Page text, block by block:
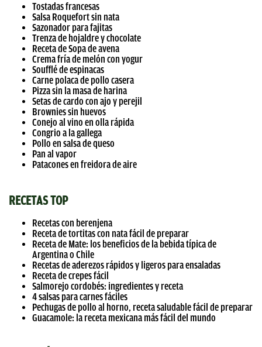
Tostadas francesas
Salsa Roquefort sin nata
Sazonador para fajitas
Trenza de hojaldre y chocolate
Receta de Sopa de avena
Crema fría de melón con yogur
Soufflé de espinacas
Carne polaca de pollo casera
Pizza sin la masa de harina
Setas de cardo con ajo y perejil
Brownies sin huevos
Conejo al vino en olla rápida
Congrio a la gallega
Pollo en salsa de queso
Pan al vapor
Patacones en freidora de aire
RECETAS TOP
Recetas con berenjena
Receta de tortitas con nata fácil de preparar
Receta de Mate: los beneficios de la bebida típica de
Argentina o Chile
Recetas de aderezos rápidos y ligeros para ensaladas
Receta de crepes fácil
Salmorejo cordobés: ingredientes y receta
4 salsas para carnes fáciles
Pechugas de pollo al horno, receta saludable fácil de preparar
Guacamole: la receta mexicana más fácil del mundo